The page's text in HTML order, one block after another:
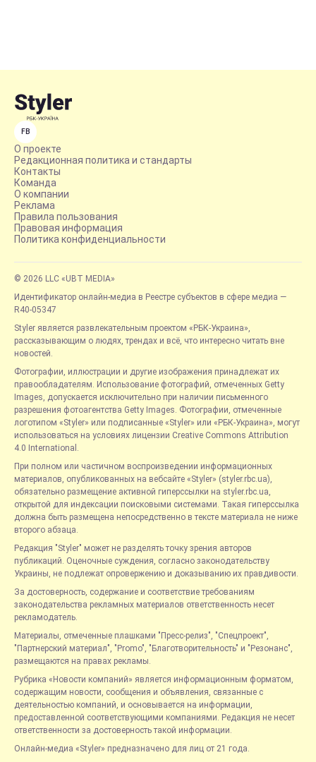
FB
О проекте
Редакционная политика и стандарты
Контакты
Команда
О компании
Реклама
Правила пользования
Правовая информация
Политика конфиденциальности
© 2026 LLC «UBT MEDIA»
Идентификатор онлайн-медиа в Реестре субъектов в сфере медиа —
R40-05347
Styler является развлекательным проектом «РБК-Украина»,
рассказывающим о людях, трендах и всё, что интересно читать вне
новостей.
Фотографии, иллюстрации и другие изображения принадлежат их
правообладателям. Использование фотографий, отмеченных Getty
Images, допускается исключительно при наличии письменного
разрешения фотоагентства Getty Images. Фотографии, отмеченные
логотипом «Styler» или подписанные «Styler» или «РБК-Украина», могут
использоваться на условиях лицензии Creative Commons Attribution
4.0 International.
При полном или частичном воспроизведении информационных
материалов, опубликованных на вебсайте «Styler» (styler.rbc.ua),
обязательно размещение активной гиперссылки на styler.rbc.ua,
открытой для индексации поисковыми системами. Такая гиперссылка
должна быть размещена непосредственно в тексте материала не ниже
второго абзаца.
Редакция "Styler" может не разделять точку зрения авторов
публикаций. Оценочные суждения, согласно законодательству
Украины, не подлежат опровержению и доказыванию их правдивости.
За достоверность, содержание и соответствие требованиям
законодательства рекламных материалов ответственность несет
рекламодатель.
Материалы, отмеченные плашками "Пресс-релиз", "Спецпроект",
"Партнерский материал", "Promo", "Благотворительность" и "Резонанс",
размещаются на правах рекламы.
Рубрика «Новости компаний» является информационным форматом,
содержащим новости, сообщения и объявления, связанные с
деятельностью компаний, и основывается на информации,
предоставленной соответствующими компаниями. Редакция не несет
ответственности за достоверность такой информации.
Онлайн-медиа «Styler» предназначено для лиц от 21 года.